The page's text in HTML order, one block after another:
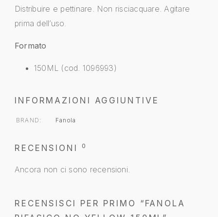
Distribuire e pettinare. Non risciacquare. Agitare
prima dell’uso.
Formato
150ML (cod. 1096993)
INFORMAZIONI AGGIUNTIVE
BRAND Fanola
RECENSIONI 0
Ancora non ci sono recensioni.
RECENSISCI PER PRIMO “FANOLA